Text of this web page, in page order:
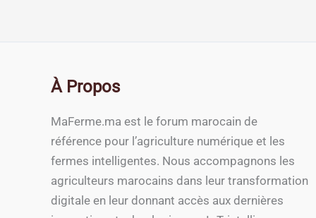
À Propos
MaFerme.ma est le forum marocain de
référence pour l’agriculture numérique et les
fermes intelligentes. Nous accompagnons les
agriculteurs marocains dans leur transformation
digitale en leur donnant accès aux dernières